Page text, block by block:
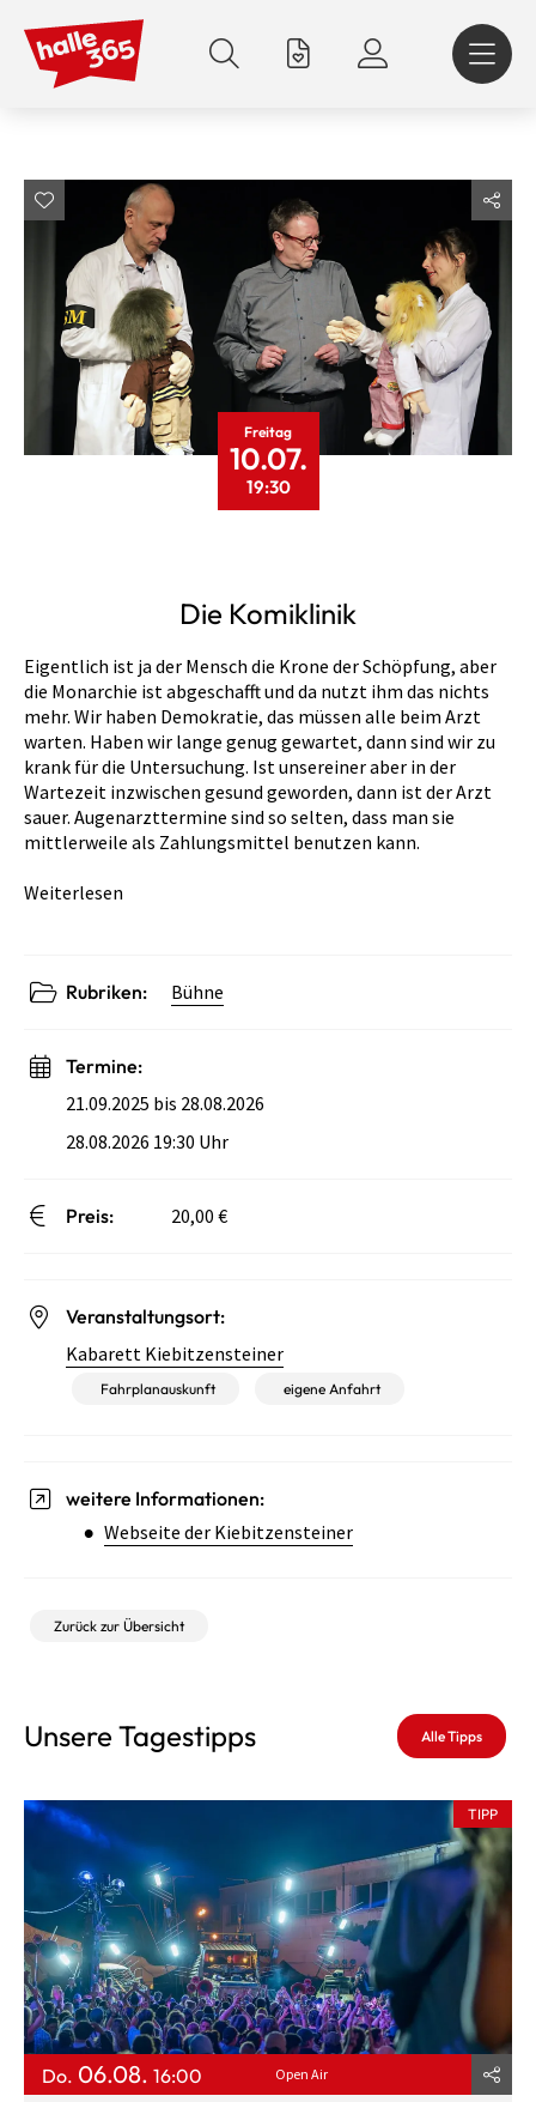
zum
Inhalt
Freitag
10.07.
19:30
Die Komiklinik
Eigentlich ist ja der Mensch die Krone der Schöpfung, aber
die Monarchie ist abgeschafft und da nutzt ihm das nichts
mehr. Wir haben Demokratie, das müssen alle beim Arzt
warten. Haben wir lange genug gewartet, dann sind wir zu
krank für die Untersuchung. Ist unsereiner aber in der
Wartezeit inzwischen gesund geworden, dann ist der Arzt
sauer. Augenarzttermine sind so selten, dass man sie
mittlerweile als Zahlungsmittel benutzen kann.
Weiterlesen
Rubriken: Bühne
Termine:
21.09.2025 bis 28.08.2026
28.08.2026 19:30 Uhr
Preis: 20,00 €
Veranstaltungsort:
Kabarett Kiebitzensteiner
Fahrplanauskunft eigene Anfahrt
weitere Informationen:
Webseite der Kiebitzensteiner
Zurück zur Übersicht
Unsere Tagestipps Alle Tipps
TIPP
Do. 06.08. 16:00 Open Air